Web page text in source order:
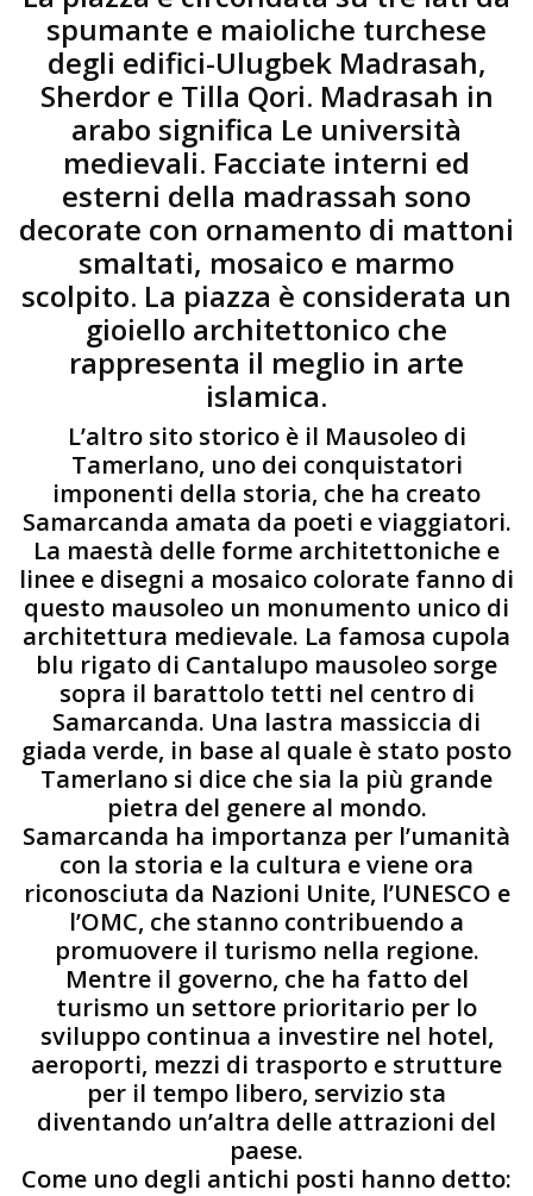
spumante e maioliche turchese
degli edifici-Ulugbek Madrasah,
Sherdor e Tilla Qori. Madrasah in
arabo significa Le università
medievali. Facciate interni ed
esterni della madrassah sono
decorate con ornamento di mattoni
smaltati, mosaico e marmo
scolpito. La piazza è considerata un
gioiello architettonico che
rappresenta il meglio in arte
islamica.
L’altro sito storico è il Mausoleo di
Tamerlano, uno dei conquistatori
imponenti della storia, che ha creato
Samarcanda amata da poeti e viaggiatori.
La maestà delle forme architettoniche e
linee e disegni a mosaico colorate fanno di
questo mausoleo un monumento unico di
architettura medievale. La famosa cupola
blu rigato di Cantalupo mausoleo sorge
sopra il barattolo tetti nel centro di
Samarcanda. Una lastra massiccia di
giada verde, in base al quale è stato posto
Tamerlano si dice che sia la più grande
pietra del genere al mondo.
Samarcanda ha importanza per l’umanità
con la storia e la cultura e viene ora
riconosciuta da Nazioni Unite, l’UNESCO e
l’OMC, che stanno contribuendo a
promuovere il turismo nella regione.
Mentre il governo, che ha fatto del
turismo un settore prioritario per lo
sviluppo continua a investire nel hotel,
aeroporti, mezzi di trasporto e strutture
per il tempo libero, servizio sta
diventando un’altra delle attrazioni del
paese.
Come uno degli antichi posti hanno detto: